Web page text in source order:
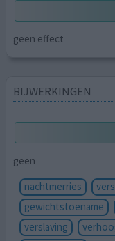
geen effect
BIJWERKINGEN
geen
nachtmerries
gewichtstoename
verslaving